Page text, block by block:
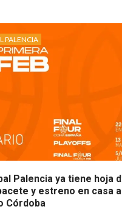
PALENCIA
Palencia ya tiene hoja
y estreno en casa
Córdoba